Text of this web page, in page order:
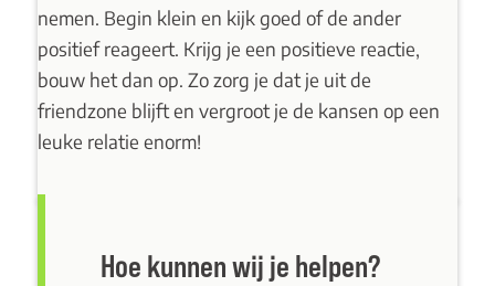
nemen. Begin klein en kijk goed of de ander
positief reageert. Krijg je een positieve reactie,
bouw het dan op. Zo zorg je dat je uit de
friendzone blijft en vergroot je de kansen op een
leuke relatie enorm!
Hoe kunnen wij je helpen?